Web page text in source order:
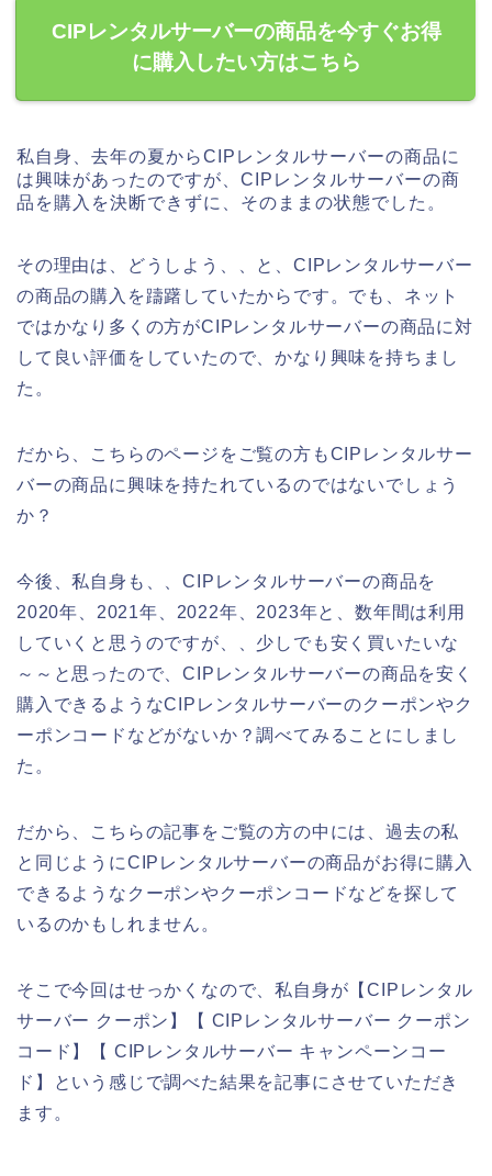
CIPレンタルサーバーの商品を今すぐお得
に購入したい方はこちら
私自身、去年の夏からCIPレンタルサーバーの商品に
は興味があったのですが、CIPレンタルサーバーの商
品を購入を決断できずに、そのままの状態でした。
その理由は、どうしよう、、と、CIPレンタルサーバー
の商品の購入を躊躇していたからです。でも、ネット
ではかなり多くの方がCIPレンタルサーバーの商品に対
して良い評価をしていたので、かなり興味を持ちまし
た。
だから、こちらのページをご覧の方もCIPレンタルサー
バーの商品に興味を持たれているのではないでしょう
か？
今後、私自身も、、CIPレンタルサーバーの商品を
2020年、2021年、2022年、2023年と、数年間は利用
していくと思うのですが、、少しでも安く買いたいな
～～と思ったので、CIPレンタルサーバーの商品を安く
購入できるようなCIPレンタルサーバーのクーポンやク
ーポンコードなどがないか？調べてみることにしまし
た。
だから、こちらの記事をご覧の方の中には、過去の私
と同じようにCIPレンタルサーバーの商品がお得に購入
できるようなクーポンやクーポンコードなどを探して
いるのかもしれません。
そこで今回はせっかくなので、私自身が【CIPレンタル
サーバー クーポン】【 CIPレンタルサーバー クーポン
コード】【 CIPレンタルサーバー キャンペーンコー
ド】という感じで調べた結果を記事にさせていただき
ます。